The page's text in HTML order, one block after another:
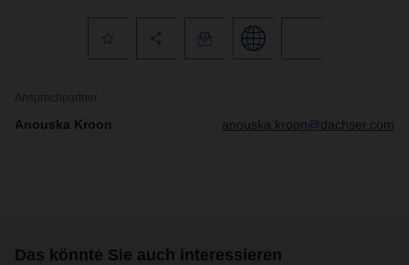
Ansprechpartner
Anouska Kroon anouska.kroon@dachser.com
Das könnte Sie auch interessieren